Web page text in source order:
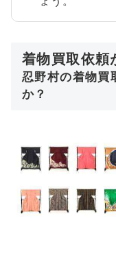
着物買取依頼
忍野村の着物買
か？